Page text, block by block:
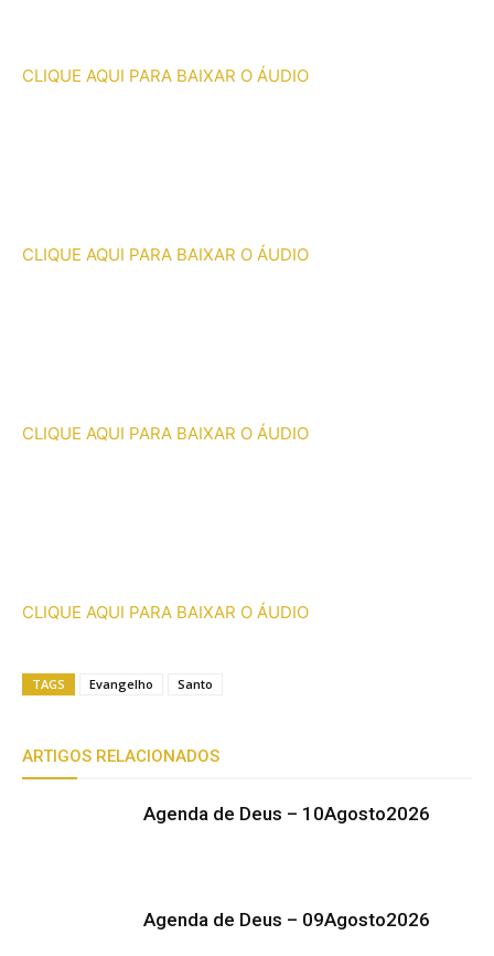
CLIQUE AQUI PARA BAIXAR O ÁUDIO
CLIQUE AQUI PARA BAIXAR O ÁUDIO
CLIQUE AQUI PARA BAIXAR O ÁUDIO
CLIQUE AQUI PARA BAIXAR O ÁUDIO
TAGS Evangelho Santo
ARTIGOS RELACIONADOS
Agenda de Deus – 10Agosto2026
Agenda de Deus – 09Agosto2026